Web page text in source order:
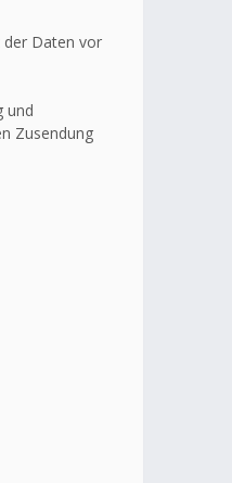
der Daten vor
und
Zusendung